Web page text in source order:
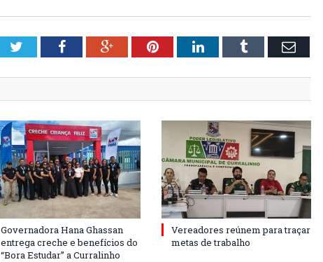
TwitterFacebookGoogle+PinterestLinkedInTumblr Email
Governadora Hana Ghassan
entrega creche e benefícios do
“Bora Estudar” a Curralinho
Vereadores reúnem para traçar
metas de trabalho